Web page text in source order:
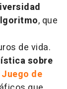
, que
de vida.
sobre
Juego de